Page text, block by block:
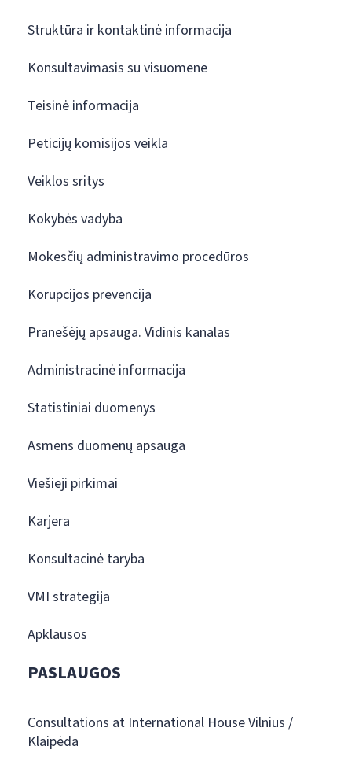
Struktūra ir kontaktinė informacija
Konsultavimasis su visuomene
Teisinė informacija
Peticijų komisijos veikla
Veiklos sritys
Kokybės vadyba
Mokesčių administravimo procedūros
Korupcijos prevencija
Pranešėjų apsauga. Vidinis kanalas
Administracinė informacija
Statistiniai duomenys
Asmens duomenų apsauga
Viešieji pirkimai
Karjera
Konsultacinė taryba
VMI strategija
Apklausos
PASLAUGOS
Consultations at International House Vilnius /
Klaipėda